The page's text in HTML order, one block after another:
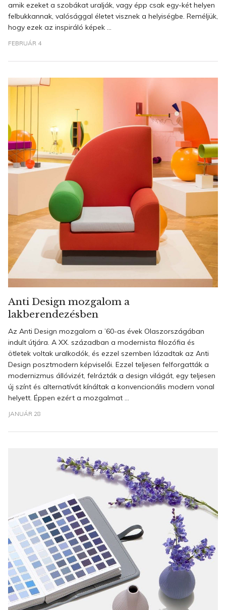
amik ezeket a szobákat uralják, vagy épp csak egy-két helyen
felbukkannak, valósággal életet visznek a helyiségbe. Reméljük,
hogy ezek az inspiráló képek ...
FEBRUÁR 4
Anti Design mozgalom a
lakberendezésben
Az Anti Design mozgalom a ’60-as évek Olaszországában
indult útjára. A XX. században a modernista filozófia és
ötletek voltak uralkodók, és ezzel szemben lázadtak az Anti
Design posztmodern képviselői. Ezzel teljesen felforgatták a
modernizmus állóvizét, felrázták a design világát, egy teljesen
új színt és alternatívát kínáltak a konvencionális modern vonal
helyett. Éppen ezért a mozgalmat ...
JANUÁR 28